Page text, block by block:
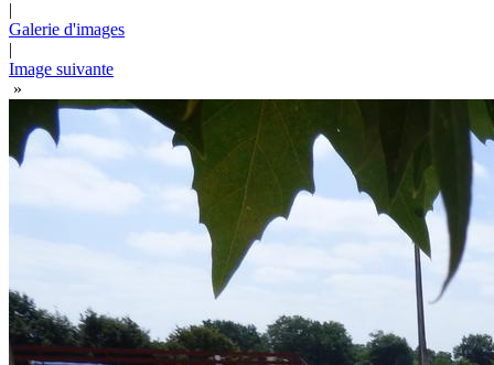
|
Galerie d'images
|
Image suivante
»